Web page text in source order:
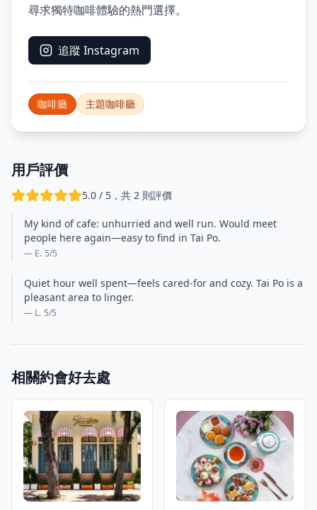
尋求獨特咖啡體驗的熱門選擇。
追蹤 Instagram
咖啡廳 主題咖啡廳
用戶評價
5.0 / 5，共 2 則評價
My kind of cafe: unhurried and well run. Would meet
people here again—easy to find in Tai Po.
— E. 5/5
Quiet hour well spent—feels cared-for and cozy. Tai Po is a
pleasant area to linger.
— L. 5/5
相關約會好去處